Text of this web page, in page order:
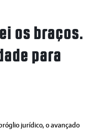
os braços.
para
jurídico, o avançado